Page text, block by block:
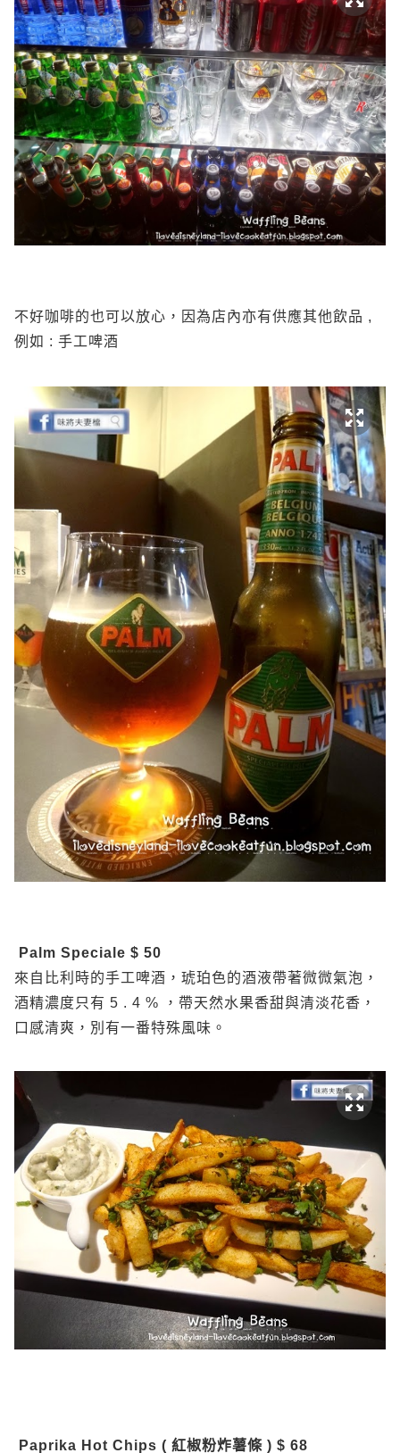
不好咖啡的也可以放心，因為店內亦有供應其他飲品 ,
例如 : 手工啤酒
Palm Speciale $ 50
來自比利時的手工啤酒，琥珀色的酒液帶著微微氣泡，
酒精濃度只有 5 . 4 % ，帶天然水果香甜與清淡花香，
口感清爽，別有一番特殊風味。
Paprika Hot Chips ( 紅椒粉炸薯條 ) $ 68